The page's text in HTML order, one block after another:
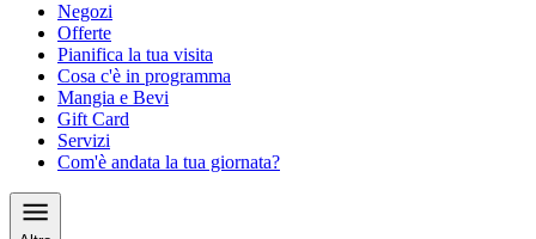
Negozi
Offerte
Pianifica la tua visita
Cosa c'è in programma
Mangia e Bevi
Gift Card
Servizi
Com'è andata la tua giornata?